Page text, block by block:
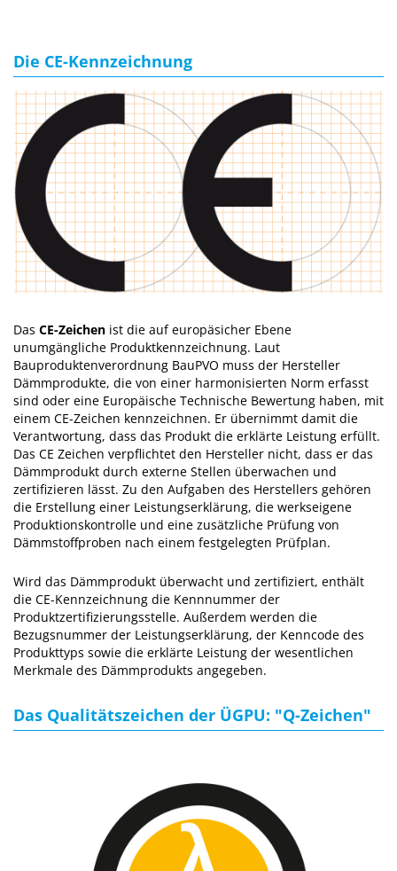
Die CE-Kennzeichnung
Das CE-Zeichen ist die auf europäsicher Ebene
unumgängliche Produktkennzeichnung. Laut
Bauproduktenverordnung BauPVO muss der Hersteller
Dämmprodukte, die von einer harmonisierten Norm erfasst
sind oder eine Europäische Technische Bewertung haben, mit
einem CE-Zeichen kennzeichnen. Er übernimmt damit die
Verantwortung, dass das Produkt die erklärte Leistung erfüllt.
Das CE Zeichen verpflichtet den Hersteller nicht, dass er das
Dämmprodukt durch externe Stellen überwachen und
zertifizieren lässt. Zu den Aufgaben des Herstellers gehören
die Erstellung einer Leistungserklärung, die werkseigene
Produktionskontrolle und eine zusätzliche Prüfung von
Dämmstoffproben nach einem festgelegten Prüfplan.
Wird das Dämmprodukt überwacht und zertifiziert, enthält
die CE-Kennzeichnung die Kennnummer der
Produktzertifizierungsstelle. Außerdem werden die
Bezugsnummer der Leistungserklärung, der Kenncode des
Produkttyps sowie die erklärte Leistung der wesentlichen
Merkmale des Dämmprodukts angegeben.
Das Qualitätszeichen der ÜGPU: "Q-Zeichen"